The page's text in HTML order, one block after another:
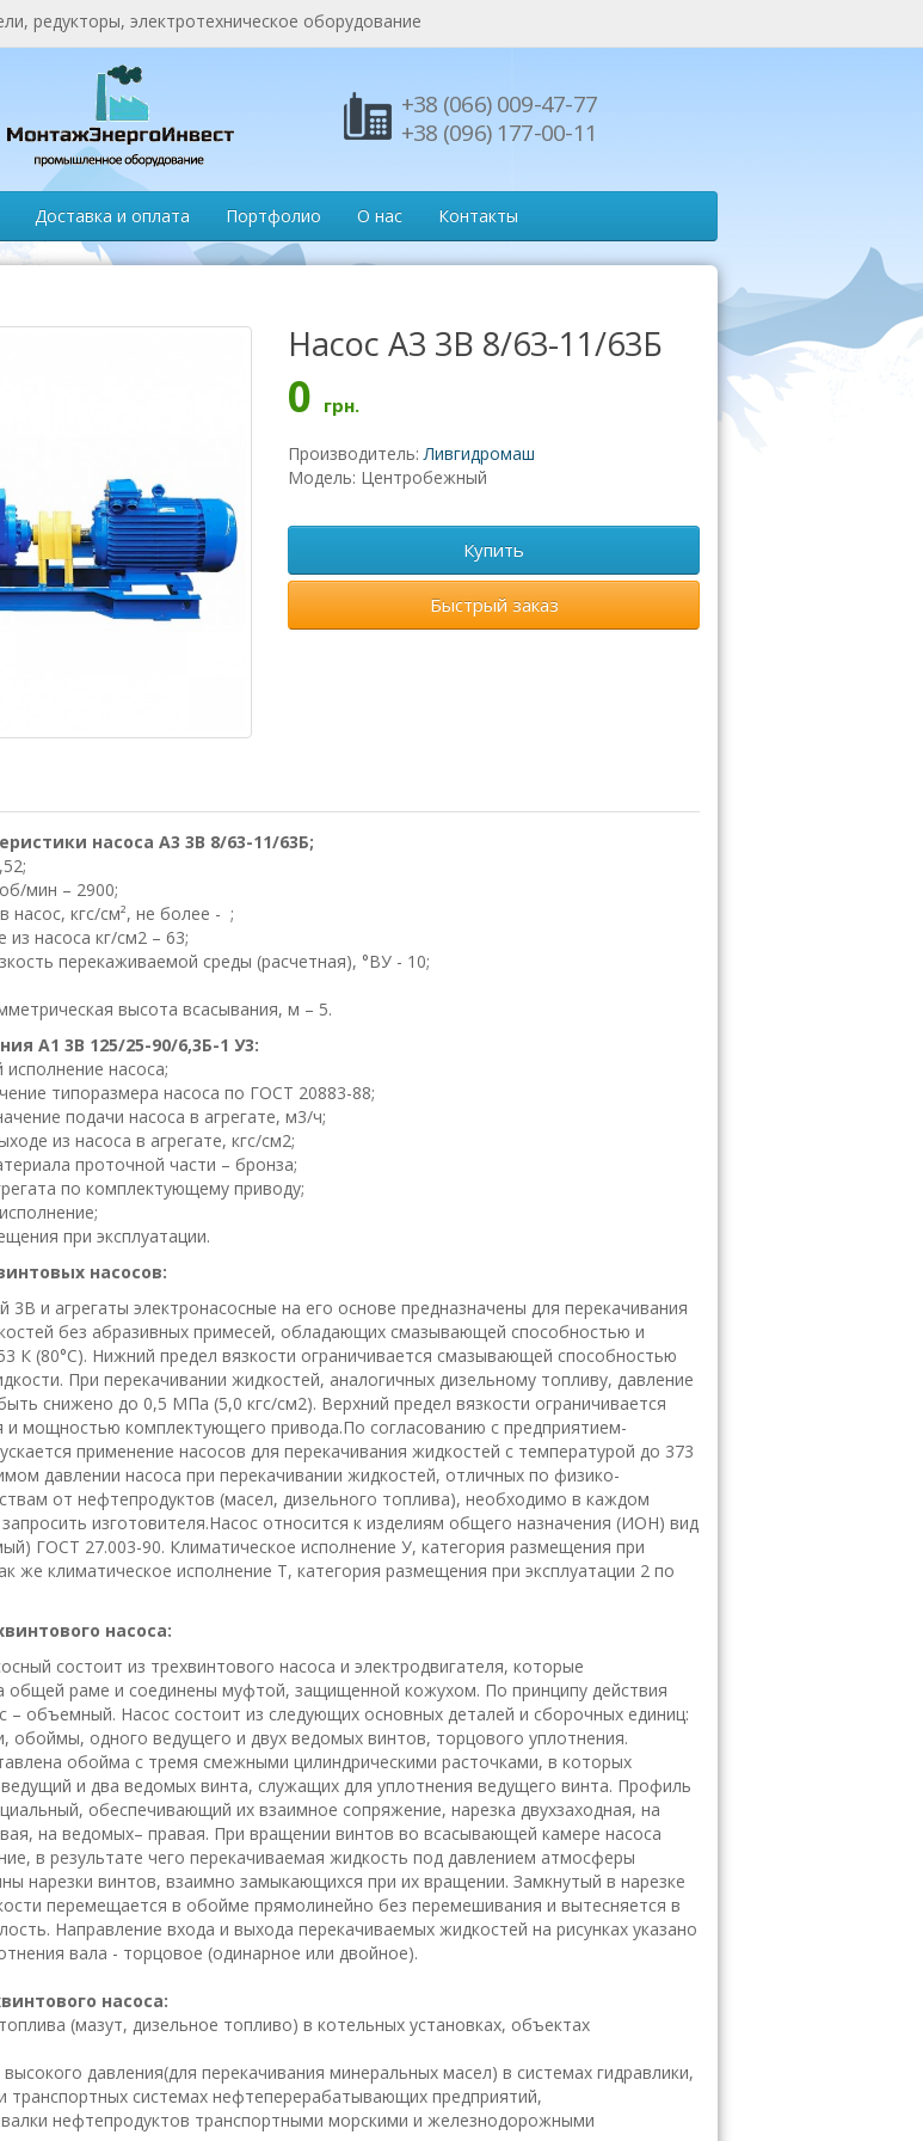
редукторы, электротехническое оборудование
+38 (066) 009-47-77
+38 (096) 177-00-11
Доставка и оплата Портфолио О нас Контакты
Насос А3 3В 8/63-11/63Б
0 грн.
Производитель:Ливгидромаш
Модель: Центробежный
Купить
Быстрый заказ
насоса А3 3В 8/63-11/63Б;
мин – 2900;
насос, кгс/см², не более - ;
насоса кг/см2 – 63;
перекаживаемой среды (расчетная), °ВУ - 10;
высота всасывания, м – 5.
А1 3В 125/25-90/6,3Б-1 У3:
исполнение насоса;
типоразмера насоса по ГОСТ 20883-88;
подачи насоса в агрегате, м3/ч;
из насоса в агрегате, кгс/см2;
проточной части – бронза;
по комплектующему приводу;
при эксплуатации.
насосов:
3В и агрегаты электронасосные на его основе предназначены для перекачивания
без абразивных примесей, обладающих смазывающей способностью и
К (80°С). Нижний предел вязкости ограничивается смазывающей способностью
При перекачивании жидкостей, аналогичных дизельному топливу, давление
снижено до 0,5 МПа (5,0 кгс/см2). Верхний предел вязкости ограничивается
и мощностью комплектующего привода.По согласованию с предприятием-
применение насосов для перекачивания жидкостей с температурой до 373
давлении насоса при перекачивании жидкостей, отличных по физико-
от нефтепродуктов (масел, дизельного топлива), необходимо в каждом
изготовителя.Насос относится к изделиям общего назначения (ИОН) вид
ГОСТ 27.003-90. Климатическое исполнение У, категория размещения при
же климатическое исполнение Т, категория размещения при эксплуатации 2 по
насоса:
состоит из трехвинтового насоса и электродвигателя, которые
общей раме и соединены муфтой, защищенной кожухом. По принципу действия
– объемный. Насос состоит из следующих основных деталей и сборочных единиц:
обоймы, одного ведущего и двух ведомых винтов, торцового уплотнения.
обойма с тремя смежными цилиндрическими расточками, в которых
и два ведомых винта, служащих для уплотнения ведущего винта. Профиль
обеспечивающий их взаимное сопряжение, нарезка двухзаходная, на
на ведомых– правая. При вращении винтов во всасывающей камере насоса
в результате чего перекачиваемая жидкость под давлением атмосферы
нарезки винтов, взаимно замыкающихся при их вращении. Замкнутый в нарезке
перемещается в обойме прямолинейно без перемешивания и вытесняется в
Направление входа и выхода перекачиваемых жидкостей на рисунках указано
вала - торцовое (одинарное или двойное).
насоса:
(мазут, дизельное топливо) в котельных установках, объектах
давления(для перекачивания минеральных масел) в системах гидравлики,
транспортных системах нефтеперерабатывающих предприятий,
нефтепродуктов транспортными морскими и железнодорожными